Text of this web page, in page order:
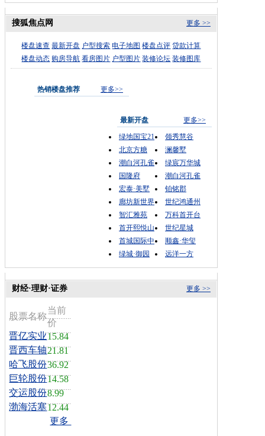
更多 >>
搜狐焦点网
楼盘速查 最新开盘 户型搜索 电子地图 楼盘点评 贷款计算
楼盘动态 购房导航 看房图片 户型图片 装修论坛 装修图库
热销楼盘推荐 更多>>
最新开盘
更多>>
绿地国宝21
领秀慧谷
北京方糖
澜馨墅
潮白河孔雀
绿宸万华城
国隆府
潮白河孔雀
宏泰·美墅
铂铭郡
廊坊新世界
世纪鸿通州
智汇雅苑
万科首开台
首开熙悦山
世纪星城
首城国际中
顺鑫·华玺
绿城·御园
远洋一方
更多 >>
财经·理财·证券
股票名称
当前
价
晋亿实业15.84
晋西车轴21.81
哈飞股份36.92
巨轮股份14.58
交运股份8.99
渤海活塞12.44
更多